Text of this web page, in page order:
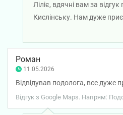
Ліліє, вдячні вам за
Кислінську. Нам дуже
задоволені результатом
нашого спеціаліста.
Роман
11.05.2026
Відвідував подолога, все дуже
Відгук з Google Maps. Напрям: